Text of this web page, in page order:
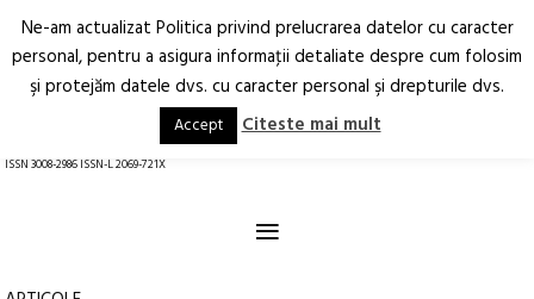
Arhitectură.
Oraș.
RO EN
ISSN 3008-2986 ISSN-L 2069-721X
≡
Ne-am actualizat Politica privind prelucrarea datelor cu caracter
personal, pentru a asigura informaţii detaliate despre cum folosim
şi protejăm datele dvs. cu caracter personal şi drepturile dvs.
Accept Citeste mai mult